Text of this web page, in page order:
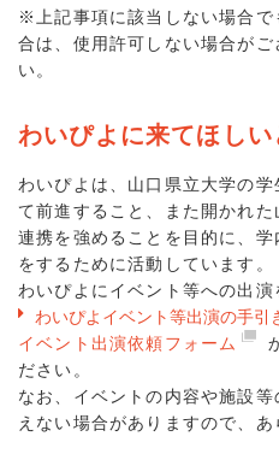
※上記事項に該当しない場合で
合は、使用許可しない場合が
い。
わいぴよに来てほしい
わいぴよは、山口県立大学の
て前進すること、また開かれ
連携を強めることを目的に、
をするために活動しています。
わいぴよにイベント等への出演
わいぴよイベント等出演の手引
イベント出演依頼フォーム
ださい。
なお、イベントの内容や施設
えない場合がありますので、あ